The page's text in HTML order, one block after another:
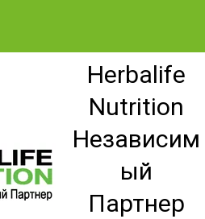
Herbalife
Nutrition
Независим
ый
Партнер